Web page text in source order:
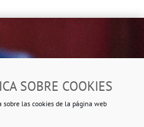
SOBRE COOKIES
las cookies de la página web
local 3 – 28041 Madrid